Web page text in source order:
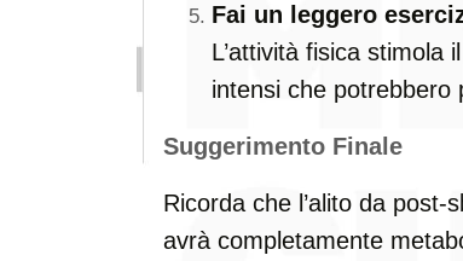
Fai un leggero
L’attività fisica stimola
intensi che potrebbero
Suggerimento Finale
Ricorda che l’alito da
avrà completamente